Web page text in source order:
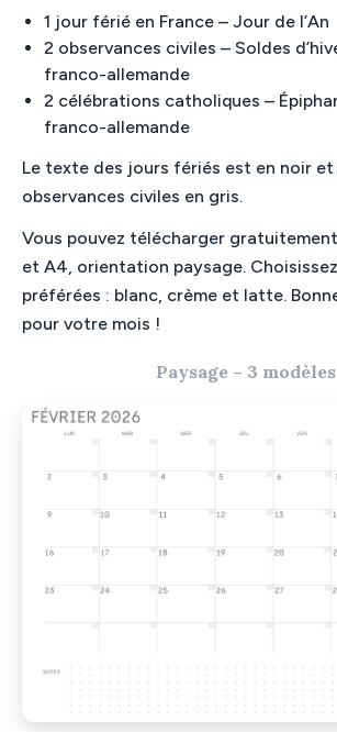
1 jour férié en France – Jour de l’An
2 observances civiles – Soldes
franco-allemande
2 célébrations catholiques –
franco-allemande
Le texte des jours fériés est en noir et
observances civiles en gris.
Vous pouvez télécharger
et A4, orientation paysage.
préférées : blanc, crème et latte.
pour votre mois !
Paysage – 3 modèles